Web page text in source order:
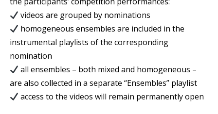
videos are grouped by nominations
homogeneous ensembles are included in the
instrumental playlists of the corresponding
nomination
all ensembles – both mixed and homogeneous –
are also collected in a separate “Ensembles” playlist
access to the videos will remain permanently open